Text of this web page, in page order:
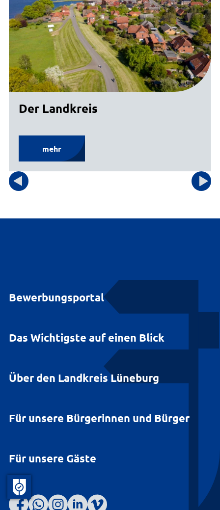
Der Landkreis
mehr
Bewerbungsportal
Das Wichtigste auf einen Blick
Über den Landkreis Lüneburg
Für unsere Bürgerinnen und Bürger
Für unsere Gäste